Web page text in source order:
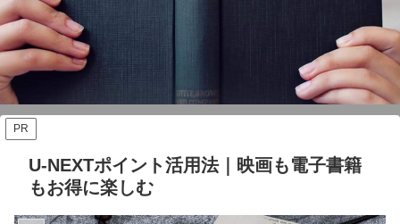
PR
U-NEXTポイント活用法｜映画も電子書籍
もお得に楽しむ